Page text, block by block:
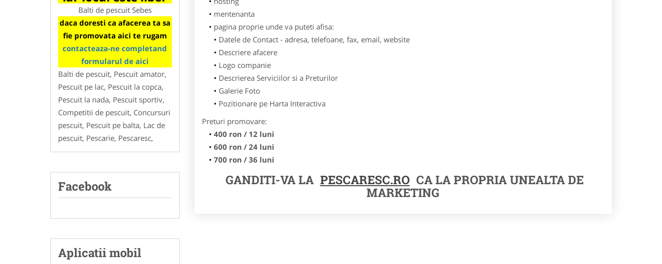
Balti de pescuit Sebes
daca doresti ca afacerea ta sa
fie promovata aici te rugam
contacteaza-ne completand
formularul de aici
Balti de pescuit, Pescuit amator,
Pescuit pe lac, Pescuit la copca,
Pescuit la nada, Pescuit sportiv,
Competitii de pescuit, Concursuri
pescuit, Pescuit pe balta, Lac de
pescuit, Pescarie, Pescaresc,
Facebook
Aplicatii mobil
mentenanta
pagina proprie unde va puteti afisa:
Datele de Contact - adresa, telefoane, fax, email, website
Descriere afacere
Logo companie
Descrierea Serviciilor si a Preturilor
Galerie Foto
Pozitionare pe Harta Interactiva
Preturi promovare:
400 ron / 12 luni
600 ron / 24 luni
700 ron / 36 luni
GANDITI-VA LA PESCARESC.RO CA LA PROPRIA UNEALTA DE
MARKETING